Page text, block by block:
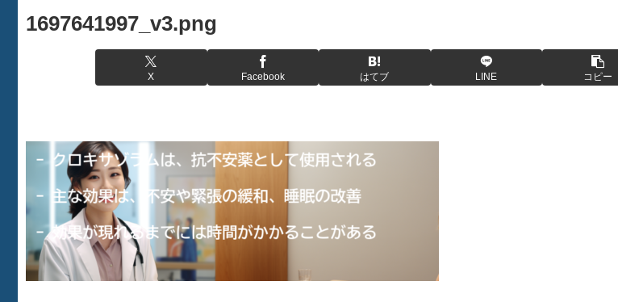
1697641997_v3.png
X Facebook はてブ LINE コピー